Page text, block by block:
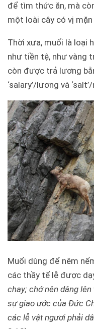
để tìm thức ăn, mà
một loài cây có vị
Thời xưa, muối là loại
như tiền tệ, như vàng
còn được trả lương
‘salary’/lương và
Muối dùng để nêm
các thầy tế lễ được
chay; chớ nên dâng
sự giao ước của Đức
các lễ vật ngươi phải